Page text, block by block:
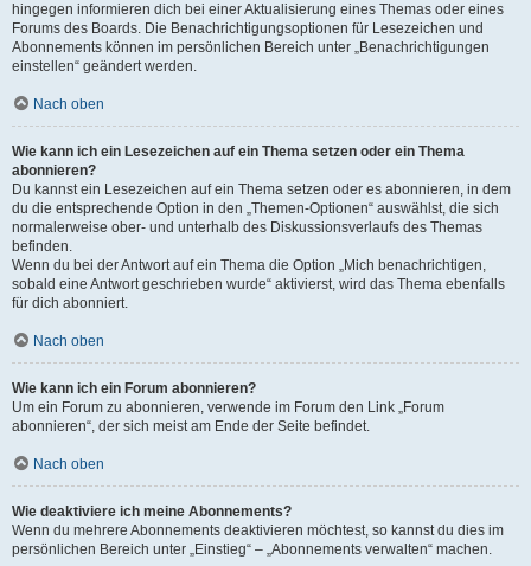
hingegen informieren dich bei einer Aktualisierung eines Themas oder eines
Forums des Boards. Die Benachrichtigungsoptionen für Lesezeichen und
Abonnements können im persönlichen Bereich unter „Benachrichtigungen
einstellen“ geändert werden.
Nach oben
Wie kann ich ein Lesezeichen auf ein Thema setzen oder ein Thema
abonnieren?
Du kannst ein Lesezeichen auf ein Thema setzen oder es abonnieren, in dem
du die entsprechende Option in den „Themen-Optionen“ auswählst, die sich
normalerweise ober- und unterhalb des Diskussionsverlaufs des Themas
befinden.
Wenn du bei der Antwort auf ein Thema die Option „Mich benachrichtigen,
sobald eine Antwort geschrieben wurde“ aktivierst, wird das Thema ebenfalls
für dich abonniert.
Nach oben
Wie kann ich ein Forum abonnieren?
Um ein Forum zu abonnieren, verwende im Forum den Link „Forum
abonnieren“, der sich meist am Ende der Seite befindet.
Nach oben
Wie deaktiviere ich meine Abonnements?
Wenn du mehrere Abonnements deaktivieren möchtest, so kannst du dies im
persönlichen Bereich unter „Einstieg“ – „Abonnements verwalten“ machen.